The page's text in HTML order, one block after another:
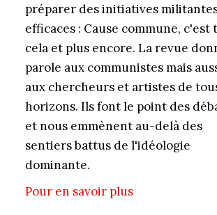
préparer des initiatives
efficaces : Cause commune, c'est
cela et plus encore. La revue
parole aux communistes mais
aux chercheurs et artistes de
horizons. Ils font le point des
et nous emmènent au-delà des
sentiers battus de l'idéologie
dominante.
Pour en savoir plus